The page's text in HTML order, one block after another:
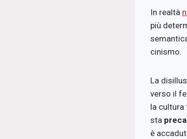
In realtà
più
cinismo.
La
verso il
la
sta
è